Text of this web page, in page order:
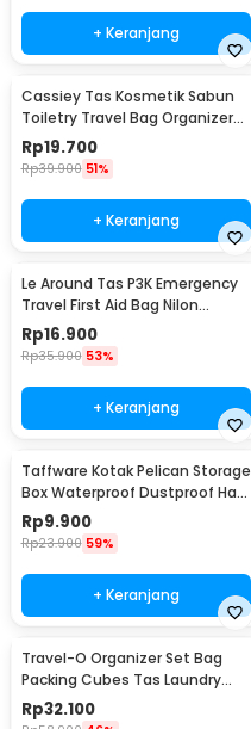
+ Keranjang
Cassiey Tas Kosmetik Sabun
Toiletry Travel Bag Organizer
21x17x8cm - VER.2
Rp19.700
Rp39.900 51%
+ Keranjang
Le Around Tas P3K Emergency
Travel First Aid Bag Nilon
23.7x13x7.5cm - LG129
Rp16.900
Rp35.900 53%
+ Keranjang
Taffware Kotak Pelican Storage
Box Waterproof Dustproof Hard
Case ABS S - G10/J020
Rp9.900
Rp23.900 59%
+ Keranjang
Travel-O Organizer Set Bag
Packing Cubes Tas Laundry
Multi Size 6 PCS - BIB-610
Rp32.100